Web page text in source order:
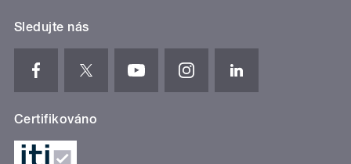
Sledujte nás
Certifikováno